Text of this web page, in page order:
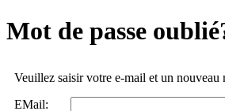
Mot de passe
Veuillez saisir votre e-mail et un nouveau
EMail: